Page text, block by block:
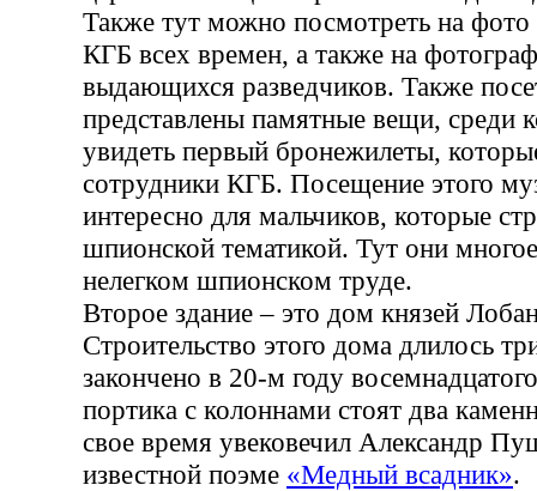
Также тут можно посмотреть на фото
КГБ всех времен, а также на
выдающихся разведчиков. Также
представлены памятные вещи, среди
увидеть первый бронежилеты,
сотрудники КГБ. Посещение этого
интересно для мальчиков, которые
шпионской тематикой. Тут они
нелегком шпионском труде.
Второе здание – это дом князей
Строительство этого дома длилось
закончено в 20-м году
портика с колоннами стоят два
свое время увековечил Александр
известной поэме «Медный всадник».